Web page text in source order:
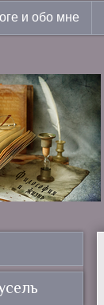
и обо мне